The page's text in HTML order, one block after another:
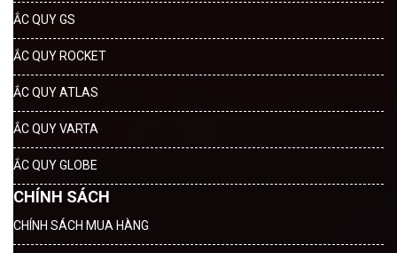
ẮC QUY GS
ẮC QUY ROCKET
ẮC QUY ATLAS
ẮC QUY VARTA
ẮC QUY GLOBE
CHÍNH SÁCH
CHÍNH SÁCH MUA HÀNG